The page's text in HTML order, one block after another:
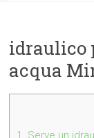
idraulico
acqua
1. Serve un